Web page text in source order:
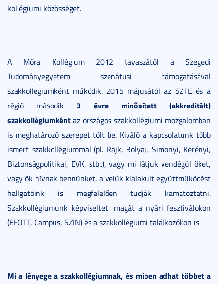
kollégiumi közösséget.
A Móra Kollégium 2012 tavaszától a Szegedi
Tudományegyetem szenátusi támogatásával
szakkollégiumként működik. 2015 májusától az SZTE és a
régió második 3 évre minősített (akkreditált)
szakkollégiumként az országos szakkollégiumi mozgalomban
is meghatározó szerepet tölt be. Kiváló a kapcsolatunk több
ismert szakkollégiummal (pl. Rajk, Bolyai, Simonyi, Kerényi,
Biztonságpolitikai, EVK, stb..), vagy mi látjuk vendégül őket,
vagy ők hívnak bennünket, a velük kialakult együttműködést
hallgatóink is megfelelően tudják kamatoztatni.
Szakkollégiumunk képviselteti magát a nyári fesztiválokon
(EFOTT, Campus, SZIN) és a szakkollégiumi találkozókon is.
Mi a lényege a szakkollégiumnak, és miben adhat többet a